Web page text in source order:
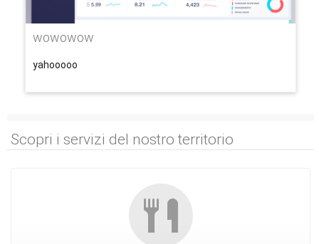
wowowow
yahooooo
Scopri i servizi del nostro territorio